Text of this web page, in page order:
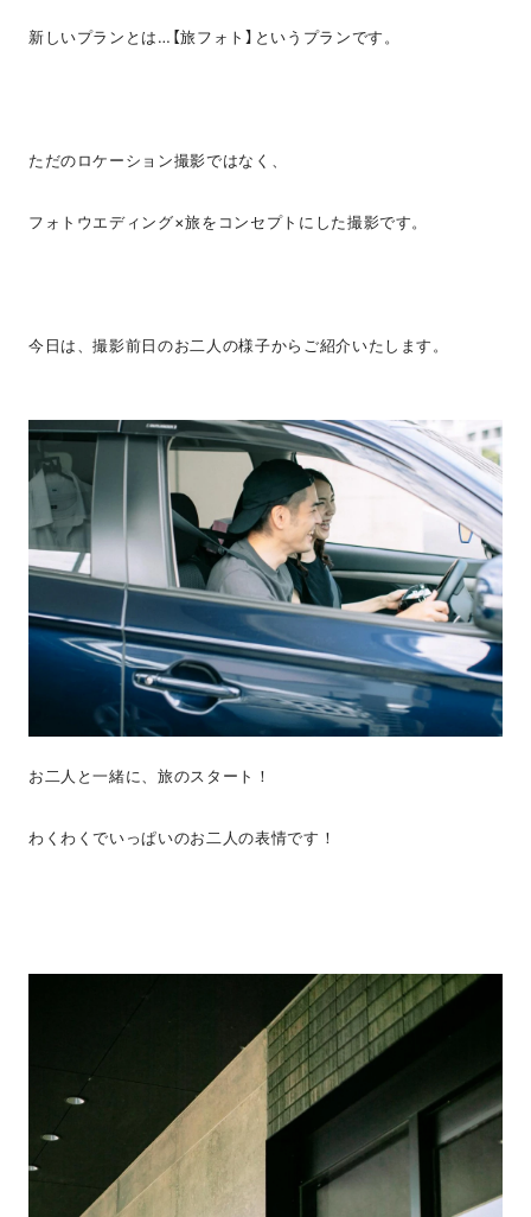
新しいプランとは…【旅フォト】というプランです。
ただのロケーション撮影ではなく、
フォトウエディング×旅をコンセプトにした撮影です。
今日は、撮影前日のお二人の様子からご紹介いたします。
お二人と一緒に、旅のスタート！
わくわくでいっぱいのお二人の表情です！